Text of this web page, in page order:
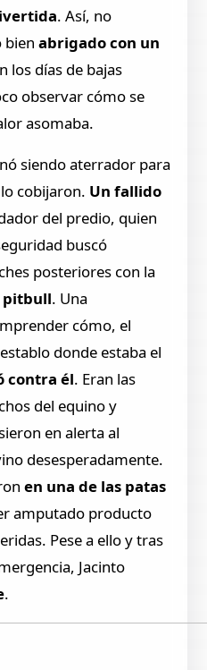
. Así, no
bienabrigado con un
los días de bajas
observar cómo se
asomaba.
siendo aterrador para
cobijaron. Un fallido
del predio, quien
buscó
posteriores con la
pitbull. Una
cómo, el
donde estaba el
contra él. Eran las
del equino y
en alerta al
desesperadamente.
en una de las patas
amputado producto
Pese a ello y tras
Jacinto
.